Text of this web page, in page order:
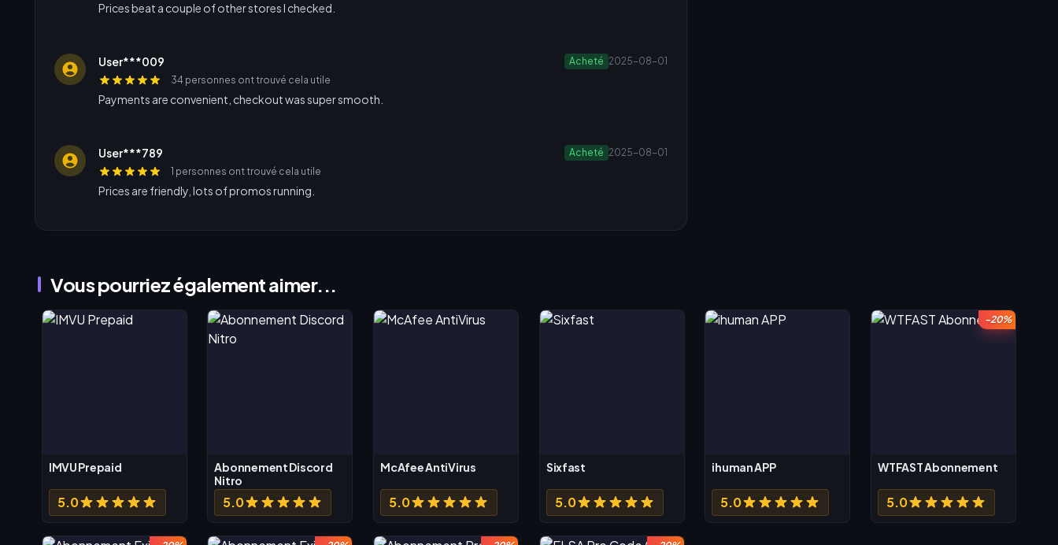
Prices beat a couple of other stores I checked.
User***009 Acheté 2025-08-01
34 personnes ont trouvé cela utile
Payments are convenient, checkout was super smooth.
User***789 Acheté 2025-08-01
1 personnes ont trouvé cela utile
Prices are friendly, lots of promos running.
Vous pourriez également aimer...
IMVU Prepaid
5.0
Abonnement Discord
Nitro
5.0
McAfee AntiVirus
5.0
Sixfast
5.0
ihuman APP
5.0
-20%
WTFAST Abonnement
5.0